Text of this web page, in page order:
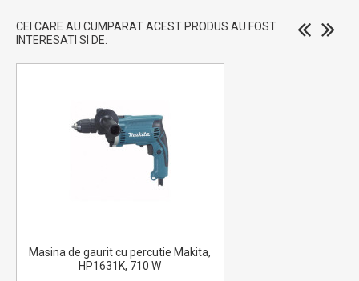
CEI CARE AU CUMPARAT ACEST PRODUS AU FOST
INTERESATI SI DE:
Masina de gaurit cu percutie Makita,
HP1631K, 710 W